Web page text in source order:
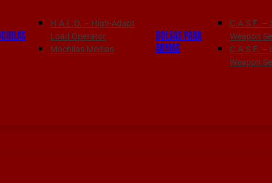
H.A.L.O. – High-Adapt
Load Operator
Mochilas Médias
BOLSAS PARA
ARMAS
C.A.S.E. –
Weapon
C.A.S.E. –
Weapon